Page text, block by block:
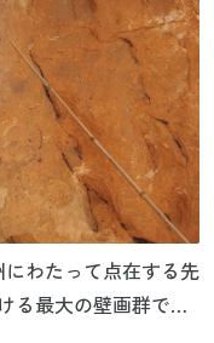
わたって点在する先
る最大の壁画群で